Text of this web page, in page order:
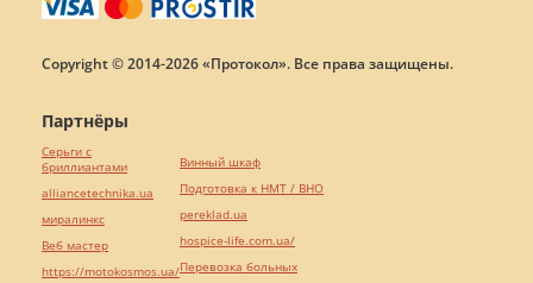
Copyright © 2014-2026 «Протокол». Все права защищены.
Партнёры
Серьги с
бриллиантами
alliancetechnika.ua
миралинкс
Веб мастер
https://motokosmos.ua/
Винный шкаф
Подготовка к НМТ / ВНО
pereklad.ua
hospice-life.com.ua/
Перевозка больных